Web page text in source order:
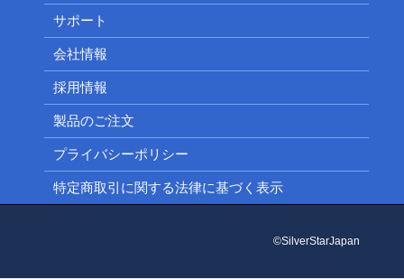
サポート
会社情報
採用情報
製品のご注文
プライバシーポリシー
特定商取引に関する法律に基づく表示
©SilverStarJapan